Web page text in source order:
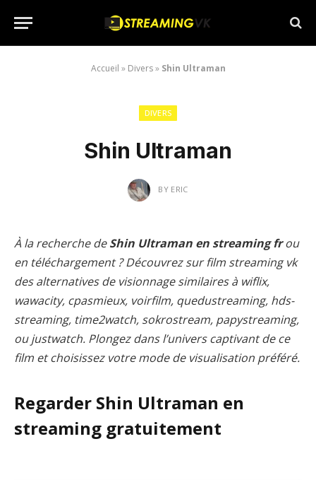
Accueil » Divers» Shin Ultraman
DIVERS
Shin Ultraman
BY ERIC
À la recherche deShin Ultraman en streaming frou
en téléchargement ? Découvrez sur film streaming vk
des alternatives de visionnage similaires à wiflix,
wawacity, cpasmieux, voirfilm, quedustreaming, hds-
streaming, time2watch, sokrostream, papystreaming,
ou justwatch. Plongez dans l’univers captivant de ce
film et choisissez votre mode de visualisation préféré.
Regarder Shin Ultraman en
streaming gratuitement